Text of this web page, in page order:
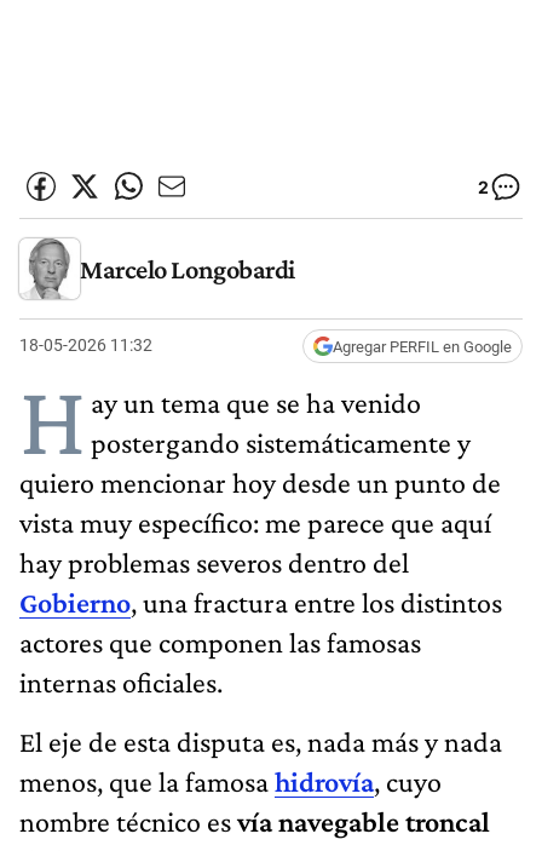
2
Marcelo Longobardi
18-05-2026 11:32 Agregar PERFIL en Google
H ay un tema que se ha venido
postergando sistemáticamente y
quiero mencionar hoy desde un punto de
vista muy específico: me parece que aquí
hay problemas severos dentro del
Gobierno, una fractura entre los distintos
actores que componen las famosas
internas oficiales.
El eje de esta disputa es, nada más y nada
menos, que la famosahidrovía, cuyo
nombre técnico esvía navegable troncal